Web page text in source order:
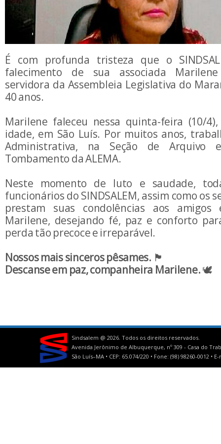
É com profunda tristeza que o
falecimento de sua associada
servidora da Assembleia Legislativa do
40 anos.
Marilene faleceu nessa quinta-feira (10/
idade, em São Luís. Por muitos anos,
Administrativa, na Seção de
Tombamento da ALEMA.
Neste momento de luto e saudade,
funcionários do SINDSALEM, assim como os
prestam suas condolências aos
Marilene, desejando fé, paz e conforto
perda tão precoce e irreparável.
Nossos mais sinceros pêsames. 🏴
Descanse em paz, companheira Marilene.🕊️
Sindsalem @ 2026. Todos os direitos reservados.
Avenida Jerônimo de Albuquerque, nº 309 - Casa do
São Luís–MA • CEP: 65.074/220 • Fone: (98) 98260-0012